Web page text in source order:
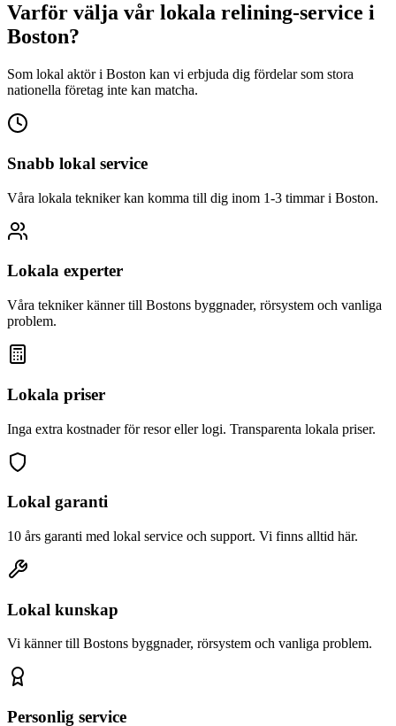
Varför välja vår lokala relining-service i
Boston?
Som lokal aktör i Boston kan vi erbjuda dig fördelar som stora
nationella företag inte kan matcha.
Snabb lokal service
Våra lokala tekniker kan komma till dig inom 1-3 timmar i Boston.
Lokala experter
Våra tekniker känner till Bostons byggnader, rörsystem och vanliga
problem.
Lokala priser
Inga extra kostnader för resor eller logi. Transparenta lokala priser.
Lokal garanti
10 års garanti med lokal service och support. Vi finns alltid här.
Lokal kunskap
Vi känner till Bostons byggnader, rörsystem och vanliga problem.
Personlig service